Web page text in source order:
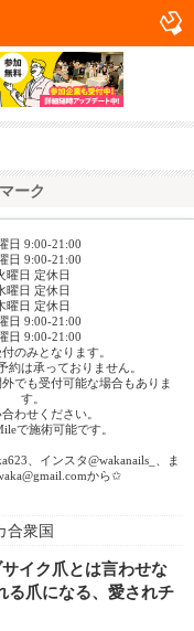
ーク
日 9:00-21:00
日 9:00-21:00
曜日 定休日
曜日 定休日
曜日 定休日
日 9:00-21:00
日 9:00-21:00
のみとなります。
約は承っておりません。
でも受付可能な場合もありま
す。
わせください。
で施術可能です。
、インスタ@wakanails_、ま
から✩
合衆国
イク爪とは言わせな
る爪になる、愛されチ